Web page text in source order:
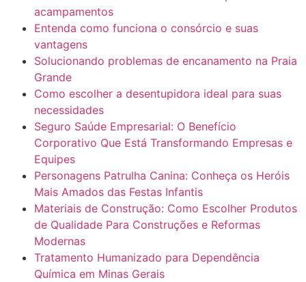
acampamentos
Entenda como funciona o consórcio e suas
vantagens
Solucionando problemas de encanamento na Praia
Grande
Como escolher a desentupidora ideal para suas
necessidades
Seguro Saúde Empresarial: O Benefício
Corporativo Que Está Transformando Empresas e
Equipes
Personagens Patrulha Canina: Conheça os Heróis
Mais Amados das Festas Infantis
Materiais de Construção: Como Escolher Produtos
de Qualidade Para Construções e Reformas
Modernas
Tratamento Humanizado para Dependência
Química em Minas Gerais